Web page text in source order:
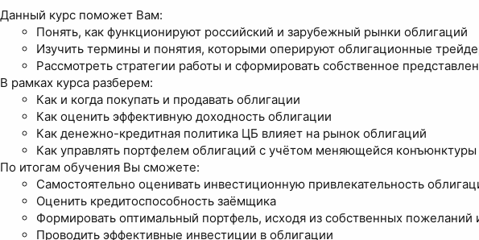
Данный курс поможет Вам:
Понять, как функционируют российский и зарубежный рынки облигаций
Изучить термины и понятия, которыми оперируют облигационные
Рассмотреть стратегии работы и сформировать собственное
В рамках курса разберем:
Как и когда покупать и продавать облигации
Как оценить эффективную доходность облигации
Как денежно-кредитная политика ЦБ влияет на рынок облигаций
Как управлять портфелем облигаций с учётом меняющейся
По итогам обучения Вы сможете:
Самостоятельно оценивать инвестиционную привлекательность
Оценить кредитоспособность заёмщика
Формировать оптимальный портфель, исходя из собственных пожеланий
Проводить эффективные инвестиции в облигации